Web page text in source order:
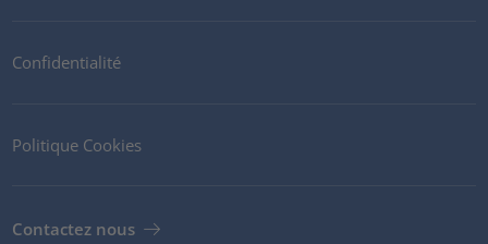
Confidentialité
Politique Cookies
Contactez nous